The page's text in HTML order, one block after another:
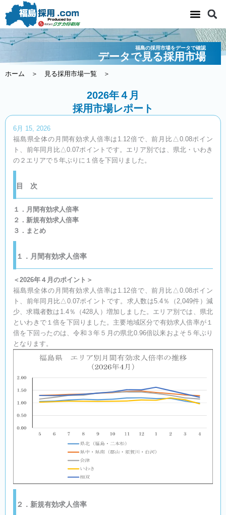
容
を
ス
プ
福島の採用市場をデータで確認
データで見る採用市場
ホーム ＞ 見る採用市場一覧 ＞
2026年４月
採用市場レポート
6月 15, 2026
福島県全体の月間有効求人倍率は1.12倍で、前月比△0.08ポイン
ト、前年同月比△0.07ポイントです。エリア別では、県北・いわき
の２エリアで５年ぶりに１倍を下回りました。
目 次
１．月間有効求人倍率
２．新規有効求人倍率
３．まとめ
１．月間有効求人倍率
＜2026年４月のポイント＞
福島県全体の月間有効求人倍率は1.12倍で、前月比△0.08ポイン
ト、前年同月比△0.07ポイントです。求人数は5.4％（2,049件）減
少、求職者数は1.4％（428人）増加しました。エリア別では、県北
といわきで１倍を下回りました。主要地域区分で有効求人倍率が１
倍を下回ったのは、令和３年５月の県北0.96倍以来およそ５年ぶり
となります。
２．新規有効求人倍率